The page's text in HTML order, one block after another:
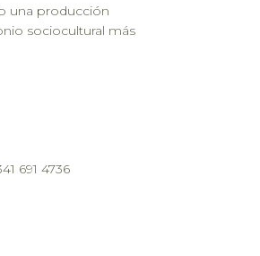
una producción
sociocultural más
691 4736